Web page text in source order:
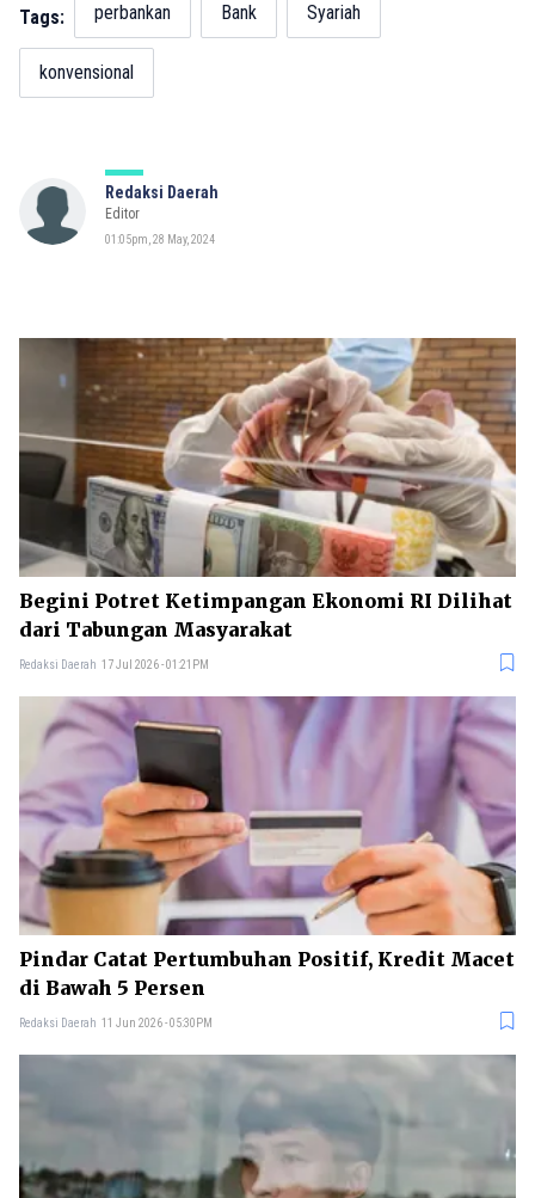
Tags: perbankan Bank Syariah
konvensional
Redaksi Daerah
Editor
01:05pm, 28 May, 2024
Begini Potret Ketimpangan Ekonomi RI Dilihat
dari Tabungan Masyarakat
Redaksi Daerah 17 Jul 2026 - 01:21PM
Pindar Catat Pertumbuhan Positif, Kredit Macet
di Bawah 5 Persen
Redaksi Daerah 11 Jun 2026 - 05:30PM